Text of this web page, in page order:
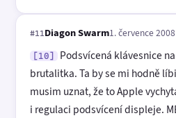
#11Diagon Swarm1. července
[10]
Podsvícená klávesnice
brutalitka. Ta by se mi hodně
musim uznat, že to Apple
i regulaci podsvícení displeje.